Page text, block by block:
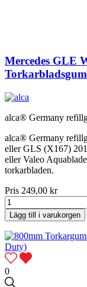
Mercedes GLE
alca® Germany
alca® Germany
eller GLS (X167)
eller Valeo
torkarbladen.
Pris 249,00 kr
Lägg till i varukorgen
0